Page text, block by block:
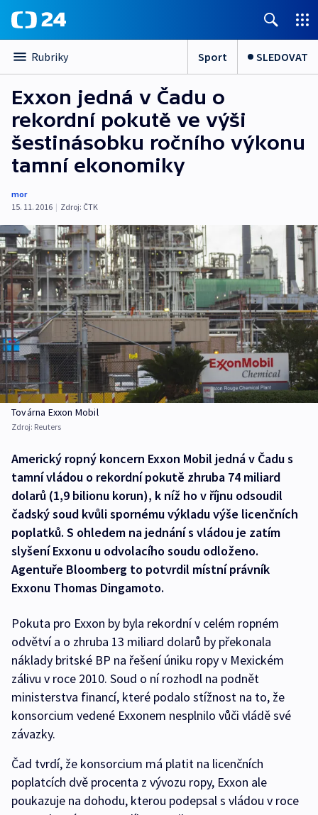
Rubriky Sport SLEDOVAT
Exxon jedná v Čadu o
rekordní pokutě ve výši
šestinásobku ročního výkonu
tamní ekonomiky
mor
15. 11. 2016 | Zdroj: ČTK
Továrna Exxon Mobil
Zdroj: Reuters
Americký ropný koncern Exxon Mobil jedná v Čadu s
tamní vládou o rekordní pokutě zhruba 74 miliard
dolarů (1,9 bilionu korun), k níž ho v říjnu odsoudil
čadský soud kvůli spornému výkladu výše licenčních
poplatků. S ohledem na jednání s vládou je zatím
slyšení Exxonu u odvolacího soudu odloženo.
Agentuře Bloomberg to potvrdil místní právník
Exxonu Thomas Dingamoto.
Pokuta pro Exxon by byla rekordní v celém ropném
odvětví a o zhruba 13 miliard dolarů by překonala
náklady britské BP na řešení úniku ropy v Mexickém
zálivu v roce 2010. Soud o ní rozhodl na podnět
ministerstva financí, které podalo stížnost na to, že
konsorcium vedené Exxonem nesplnilo vůči vládě své
závazky.
Čad tvrdí, že konsorcium má platit na licenčních
poplatcích dvě procenta z vývozu ropy, Exxon ale
poukazuje na dohodu, kterou podepsal s vládou v roce